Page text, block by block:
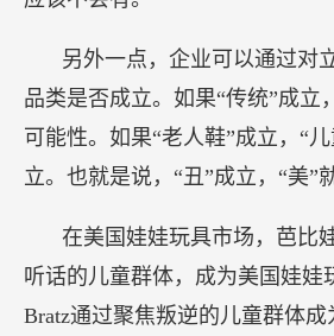
另外一点，企业可以通过对
品类是否成立。如果“传统”成立
可能性。如果“老人鞋”成立，“
立。也就是说，“丑”成立，“美”
在美国娃娃玩具市场，芭比
听话的儿童群体，成为美国娃娃
Bratz通过聚焦叛逆的儿童群体